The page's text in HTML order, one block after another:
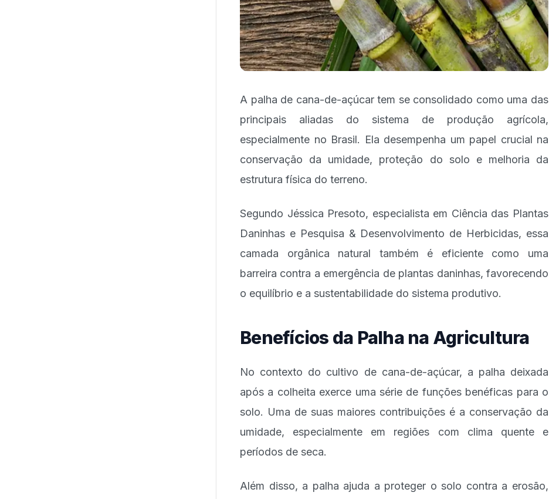
A palha de cana-de-açúcar tem se consolidado como uma das
principais aliadas do sistema de produção agrícola,
especialmente no Brasil. Ela desempenha um papel crucial na
conservação da umidade, proteção do solo e melhoria da
estrutura física do terreno.
Segundo Jéssica Presoto, especialista em Ciência das Plantas
Daninhas e Pesquisa & Desenvolvimento de Herbicidas, essa
camada orgânica natural também é eficiente como uma
barreira contra a emergência de plantas daninhas, favorecendo
o equilíbrio e a sustentabilidade do sistema produtivo.
Benefícios da Palha na Agricultura
No contexto do cultivo de cana-de-açúcar, a palha deixada
após a colheita exerce uma série de funções benéficas para o
solo. Uma de suas maiores contribuições é a conservação da
umidade, especialmente em regiões com clima quente e
períodos de seca.
Além disso, a palha ajuda a proteger o solo contra a erosão,